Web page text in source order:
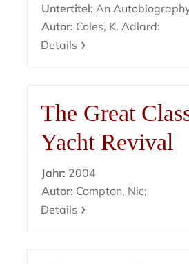
Untertitel: An
Autor: Coles, K. Adlard:
Details
The Great
Yacht Revival
Jahr: 2004
Autor: Compton, Nic;
Details